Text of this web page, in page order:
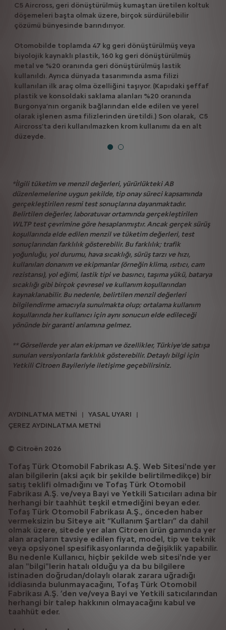
C5 Aircross, geri dönüştürülmüş kumaştan üretilen koltuk
döşemeleri başta olmak üzere, birçok sürdürülebilir
çözümü bünyesinde barındırıyor.
Otomobilde toplamda 47 kg geri dönüştürülmüş veya
biyolojik kaynaklı plastik, 160 kg geri dönüştürülmüş
metal ve %20 oranında geri dönüştürülmüş lastik
kullanıldı. Ayrıca dünyada tasarımında asma filizi
kullanılan ilk araç olma özelliğini taşıyor. (Kapıdaki şeffaf
plastik ve konsoldaki saklama alanları %20 oranında
Burgonya’nın organik bağlarından elde edilen ve yerel
olarak işlenen asma filizlerinden üretildi.) Son olarak, C5
Aircross’ta deri kullanılmazken krom kullanımı da en alt
düzeyde.
*İlgili tüketim ve menzil değerleri, yürürlükteki AB
düzenlemelerine uygun şekilde, tip onay süreci kapsamında
gerçekleştirilen resmi test sonuçlarına dayanmaktadır.
Belirtilen değerler, laboratuvar ortamında gerçekleştirilen
WLTP test çevrimine göre hesaplanmıştır. Ancak gerçek sürüş
koşullarında elde edilen menzil ve tüketim değerleri, test
sonuçlarından farklılık gösterebilir. Bu farklılık; trafik
yoğunluğu, yol durumu, hava sıcaklığı, sürüş tarzı ve hızı,
kullanılan donanım ve ekipmanlar (örneğin klima, ısıtıcı, cam
rezistansı), yol eğimi, lastik tipi ve basıncı, taşıma yükü, batarya
sıcaklığı gibi birçok çevresel ve kullanım koşullarından
kaynaklanabilir. Bu nedenle, belirtilen menzil değerleri
bilgilendirme amacıyla sunulmakta olup; ortalama kullanım
koşullarında her kullanıcı için aynı sonucun elde edileceği
yönünde bir garanti anlamına gelmez.
** Görsellerde yer alan ekipman ve özellikler, Türkiye'de satışa
sunulan versiyonlarla farklılık gösterebilir. Detaylı bilgi için
Yetkili Citroen Bayileriyle iletişime geçebilirsiniz.
Citroën 2026
AYDINLATMA METNİ
YASAL UYARI
ÇEREZ AYDINLATMA METNİ
Tofaş Türk Otomobil Fabrikası A.Ş. Web Sitesi'nde yer
alan bilgilerin (aksi açık bir şekilde belirtilmedikçe) bir
satış teklifi olmadığını ve Tofaş Türk Otomobil
Fabrikası A.Ş. ve/veya Bayi ve Yetkili Satıcıları adına bir
herhangi bir taahhüt teşkil etmediğini beyan eder.
Tofaş Türk Otomobil Fabrikası A.Ş., önceden haber
vermeksizin bu Siteye ait “Kullanım Şartları” da dahil
olmak üzere, sitede yer alan Citroen ürün gamında yer
alan araçların tavsiye edilen fiyat, model, tip ve teknik
veya opsiyonel spesifikasyonlarında değişiklik yapabilir.
Bu nedenle Kullanıcı, hiçbir şekilde web sitesi'nde yer
alan "bilgi"lerin hatalı olduğu ya da bu bilgilere
istinaden doğrudan/dolaylı olarak zarara uğradığı
iddiasında bulunmayacağını, Tofaş Türk Otomobil
Fabrikası A.Ş. ’den ve/veya Bayi ve Yetkili satıcılarından
herhangi bir talep hakkının olmayacağını kabul ve
taahhüt eder.